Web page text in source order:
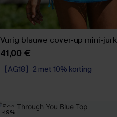
Vurig blauwe cover-up mini-jurk
41,00 €
【AG18】2 met 10% korting
-19%